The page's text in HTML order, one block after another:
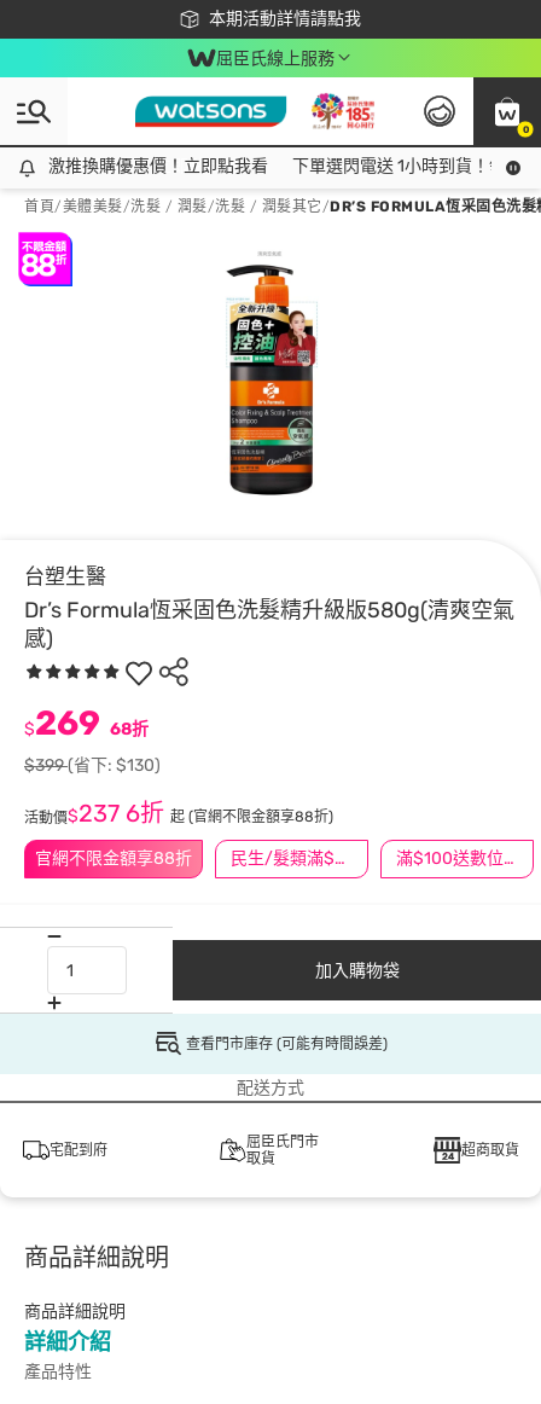
本期活動詳情請點我
下載app最高回饋$350
屈臣氏線上服務
0
激推換購優惠價！立即點我看
激推換購優惠價！立即點我看 下單選閃電送 1小時到貨！領神
首頁/美體美髮/洗髮 / 潤髮/洗髮 / 潤髮其它/DR’S FORMULA恆采固色洗
台塑生醫
Dr’s Formula恆采固色洗髮精升級版580g(清爽空氣
感)
官網不限金額享88折 民生/髮類滿$388送舒潔冰巾 滿$100送數位印花
$269 68折
$399(省下: $130)
活動價$237 6折 起 (官網不限金額享88折)
加入購物袋
查看門市庫存 (可能有時間誤差)
配送方式
宅配到府
屈臣氏門市
取貨
超商取貨
商品詳細說明
商品詳細說明
詳細介紹
產品特性